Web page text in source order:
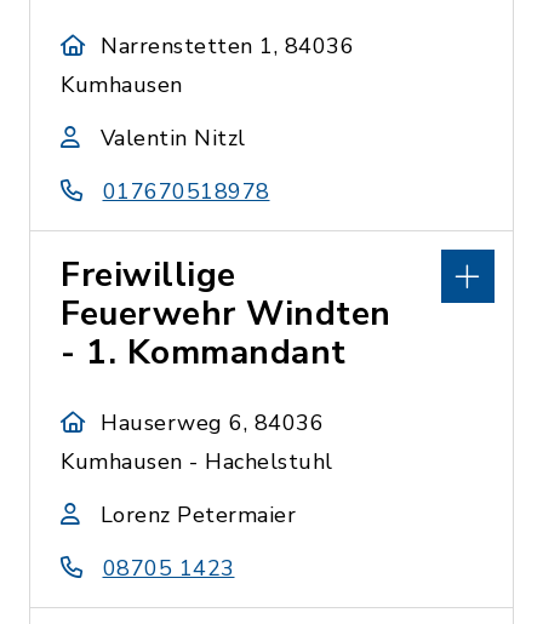
Narrenstetten 1, 84036
Kumhausen
Valentin Nitzl
017670518978
Freiwillige
Feuerwehr Windten
- 1. Kommandant
Hauserweg 6, 84036
Kumhausen - Hachelstuhl
Lorenz Petermaier
08705 1423